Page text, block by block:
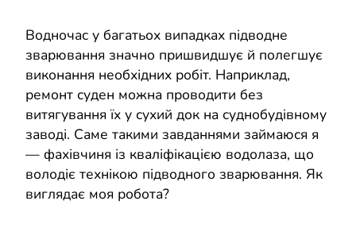
Водночас у багатьох випадках підводне
зварювання значно пришвидшує й полегшує
виконання необхідних робіт. Наприклад,
ремонт суден можна проводити без
витягування їх у сухий док на суднобудівному
заводі. Саме такими завданнями займаюся я
— фахівчиня із кваліфікацією водолаза, що
володіє технікою підводного зварювання. Як
виглядає моя робота?